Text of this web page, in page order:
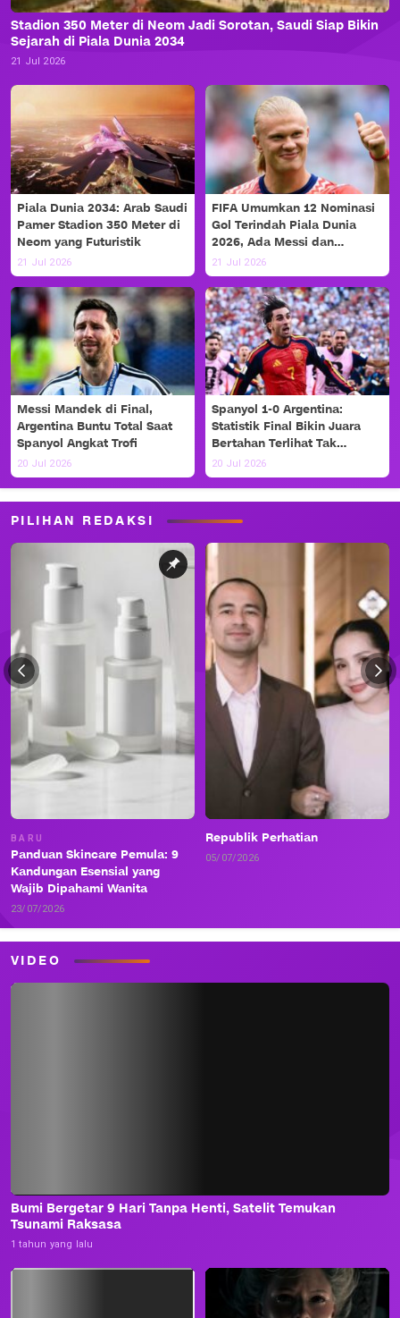
Stadion 350 Meter di Neom Jadi Sorotan, Saudi Siap Bikin
Sejarah di Piala Dunia 2034
21 Jul 2026
Piala Dunia 2034: Arab Saudi
Pamer Stadion 350 Meter di
Neom yang Futuristik
21 Jul 2026
FIFA Umumkan 12 Nominasi
Gol Terindah Piala Dunia
2026, Ada Messi dan
Haaland!
21 Jul 2026
Messi Mandek di Final,
Argentina Buntu Total Saat
Spanyol Angkat Trofi
20 Jul 2026
Spanyol 1-0 Argentina:
Statistik Final Bikin Juara
Bertahan Terlihat Tak
Berdaya
20 Jul 2026
PILIHAN REDAKSI
BARU
Panduan Skincare Pemula: 9
Kandungan Esensial yang
Wajib Dipahami Wanita
23/07/2026
Republik Perhatian
05/07/2026
VIDEO
Bumi Bergetar 9 Hari Tanpa Henti, Satelit Temukan
Tsunami Raksasa
1 tahun yang lalu